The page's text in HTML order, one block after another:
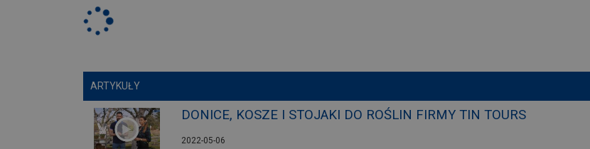
ARTYKUŁY
DONICE, KOSZE I STOJAKI DO ROŚLIN FIRMY TIN TOURS
2022-05-06